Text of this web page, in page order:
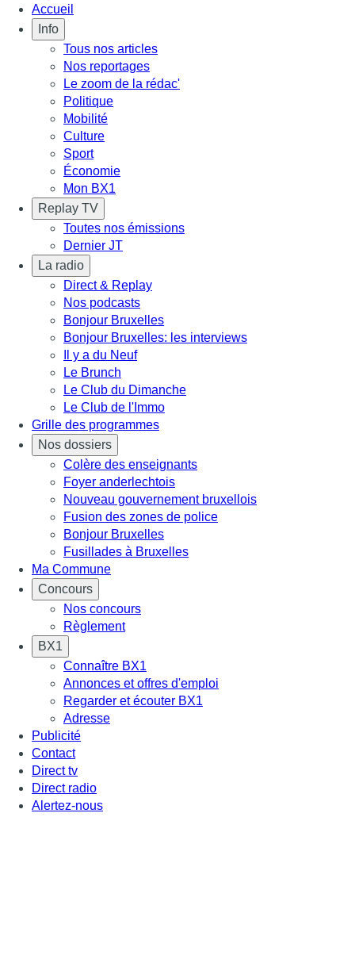
Accueil
Info
Tous nos articles
Nos reportages
Le zoom de la rédac'
Politique
Mobilité
Culture
Sport
Économie
Mon BX1
Replay TV
Toutes nos émissions
Dernier JT
La radio
Direct & Replay
Nos podcasts
Bonjour Bruxelles
Bonjour Bruxelles: les interviews
Il y a du Neuf
Le Brunch
Le Club du Dimanche
Le Club de l'Immo
Grille des programmes
Nos dossiers
Colère des enseignants
Foyer anderlechtois
Nouveau gouvernement bruxellois
Fusion des zones de police
Bonjour Bruxelles
Fusillades à Bruxelles
Ma Commune
Concours
Nos concours
Règlement
BX1
Connaître BX1
Annonces et offres d'emploi
Regarder et écouter BX1
Adresse
Publicité
Contact
Direct tv
Direct radio
Alertez-nous